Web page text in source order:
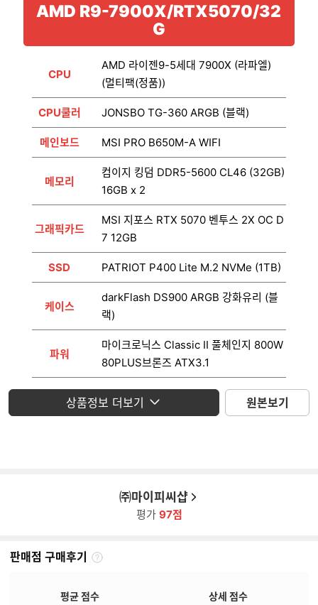
AMD R9-7900X/RTX5070/32
G
CPU
AMD 라이젠9-5세대 7900X (라파엘)
(멀티팩(정품))
CPU쿨러 JONSBO TG-360 ARGB (블랙)
메인보드 MSI PRO B650M-A WIFI
메모리
컴이지 킹덤 DDR5-5600 CL46 (32GB)
16GB x 2
그래픽카드
MSI 지포스 RTX 5070 벤투스 2X OC D
7 12GB
SSD PATRIOT P400 Lite M.2 NVMe (1TB)
케이스
darkFlash DS900 ARGB 강화유리 (블
랙)
파워
마이크로닉스 Classic II 풀체인지 800W
80PLUS브론즈 ATX3.1
운영체제 미포함
상품정보 더보기 원본보기
㈜마이피씨샵
평가 97점
판매점 구매후기
판
평균 점수 상세 점수